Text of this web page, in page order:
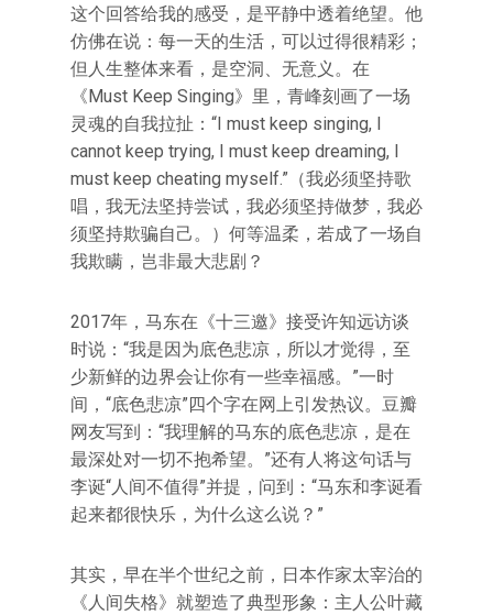
这个回答给我的感受，是平静中透着绝望。他
仿佛在说：每一天的生活，可以过得很精彩；
但人生整体来看，是空洞、无意义。在
《Must Keep Singing》里，青峰刻画了一场
灵魂的自我拉扯：“I must keep singing, I
cannot keep trying, I must keep dreaming, I
must keep cheating myself.”（我必须坚持歌
唱，我无法坚持尝试，我必须坚持做梦，我必
须坚持欺骗自己。）何等温柔，若成了一场自
我欺瞒，岂非最大悲剧？
2017年，马东在《十三邀》接受许知远访谈
时说：“我是因为底色悲凉，所以才觉得，至
少新鲜的边界会让你有一些幸福感。”一时
间，“底色悲凉”四个字在网上引发热议。豆瓣
网友写到：“我理解的马东的底色悲凉，是在
最深处对一切不抱希望。”还有人将这句话与
李诞“人间不值得”并提，问到：“马东和李诞看
起来都很快乐，为什么这么说？”
其实，早在半个世纪之前，日本作家太宰治的
《人间失格》就塑造了典型形象：主人公叶藏